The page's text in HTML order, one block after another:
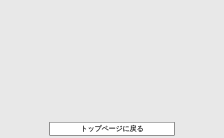
トップページに戻る